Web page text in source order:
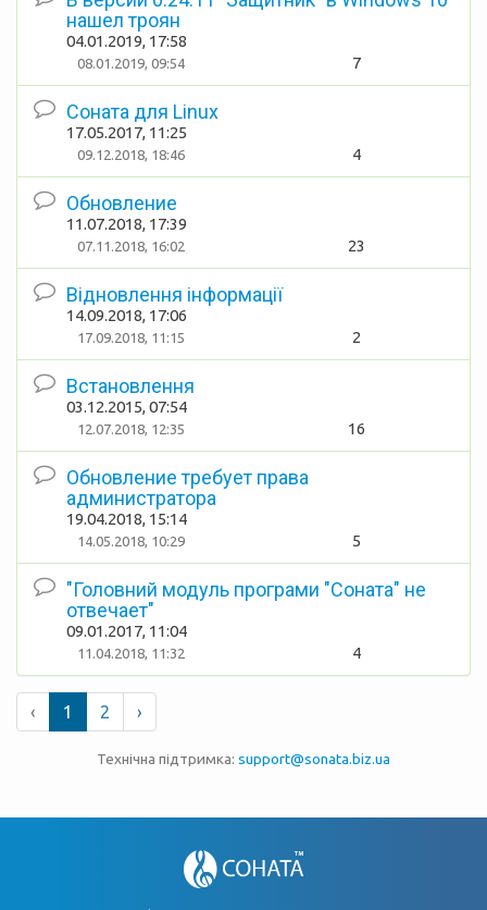
нашел троян
04.01.2019, 17:58
08.01.2019, 09:54 7
Соната для Linux
17.05.2017, 11:25
09.12.2018, 18:46 4
Обновление
11.07.2018, 17:39
07.11.2018, 16:02 23
Відновлення інформації
14.09.2018, 17:06
17.09.2018, 11:15 2
Встановлення
03.12.2015, 07:54
12.07.2018, 12:35 16
Обновление требует права
администратора
19.04.2018, 15:14
14.05.2018, 10:29 5
"Головний модуль програми "Соната" не
отвечает"
09.01.2017, 11:04
11.04.2018, 11:32 4
‹ 1 2 ›
Технічна підтримка: support@sonata.biz.ua